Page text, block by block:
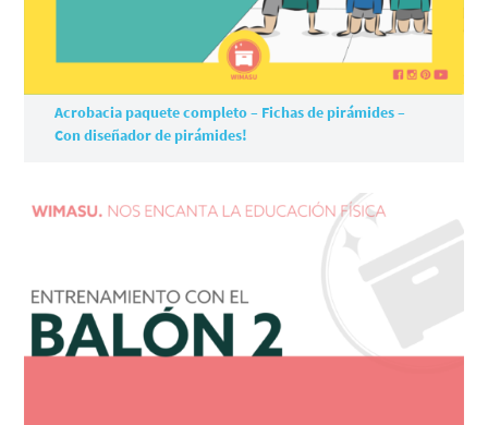
Acrobacia paquete completo – Fichas de pirámides –
Con diseñador de pirámides!